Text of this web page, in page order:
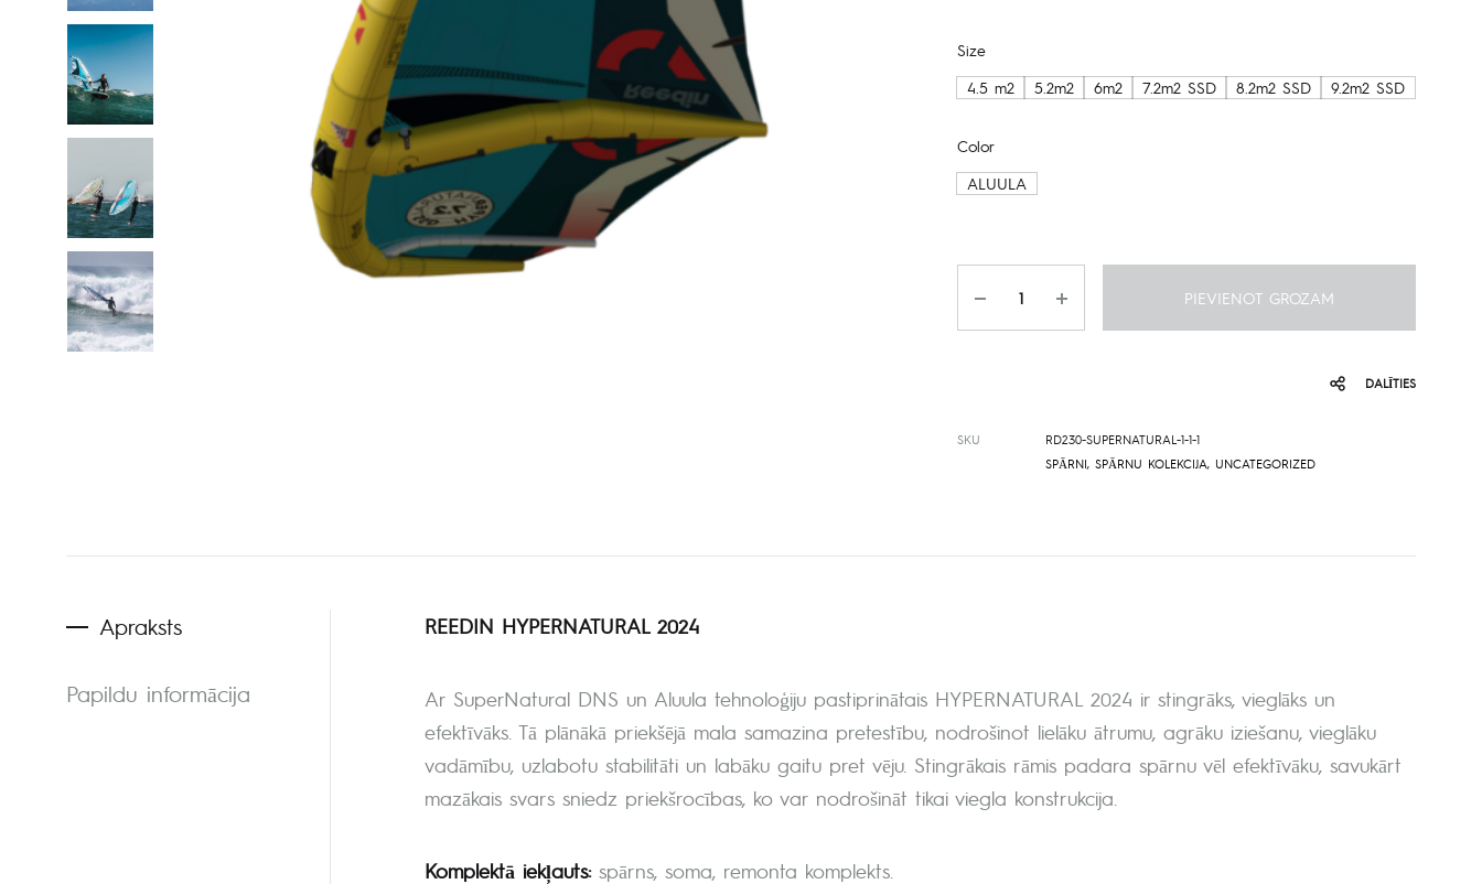
849.00€
Size
4.5 m2
5.2m2 6m2 7.2m2 SSD 8.2m2 SSD 9.2m2 SSD
Color
ALUULA
PIEVIENOT GROZAM
DALĪTIES
SKU
RD230-SUPERNATURAL-1-1-1
SPĀRNI, SPĀRNU KOLEKCIJA, UNCATEGORIZED
Apraksts
Papildu informācija
REEDIN HYPERNATURAL 2024
Ar SuperNatural DNS un Aluula tehnoloģiju pastiprinātais HYPERNATURAL 2024 ir stingrāks, vieglāks un
efektīvāks. Tā plānākā priekšējā mala samazina pretestību, nodrošinot lielāku ātrumu, agrāku iziešanu, vieglāku
vadāmību, uzlabotu stabilitāti un labāku gaitu pret vēju. Stingrākais rāmis padara spārnu vēl efektīvāku, savukārt
mazākais svars sniedz priekšrocības, ko var nodrošināt tikai viegla konstrukcija.
Komplektā iekļauts:spārns, soma, remonta komplekts.